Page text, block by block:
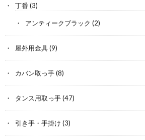
丁番 (3)
アンティークブラック (2)
屋外用金具(9)
カバン取っ手(8)
タンス用取っ手(47)
引き手・手掛け (3)